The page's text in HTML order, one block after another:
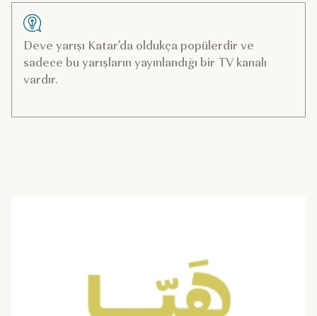
Deve yarışı Katar’da oldukça popülerdir ve
sadece bu yarışların yayınlandığı bir TV kanalı
vardır.